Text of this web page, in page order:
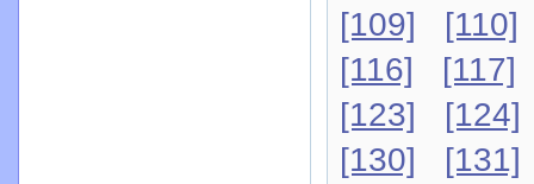
[109]
[110]
[116]
[117]
[123]
[124]
[130]
[131]